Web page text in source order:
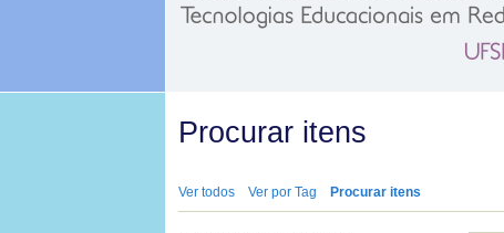
Procurar itens
Ver todos Ver por Tag Procurar itens